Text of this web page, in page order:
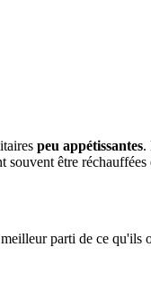
peu appétissantes.
être réchauffées
parti de ce